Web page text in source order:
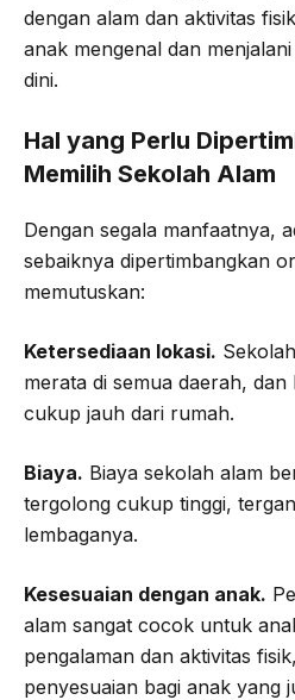
dengan alam dan aktivitas
anak mengenal dan
dini.
Hal yang Perlu
Memilih Sekolah Alam
Dengan segala manfaatnya,
sebaiknya dipertimbangkan
memutuskan:
Ketersediaan lokasi.
merata di semua daerah,
cukup jauh dari rumah.
Biaya. Biaya sekolah alam
tergolong cukup tinggi,
lembaganya.
Kesesuaian dengan anak.
alam sangat cocok untuk
pengalaman dan aktivitas
penyesuaian bagi anak yang